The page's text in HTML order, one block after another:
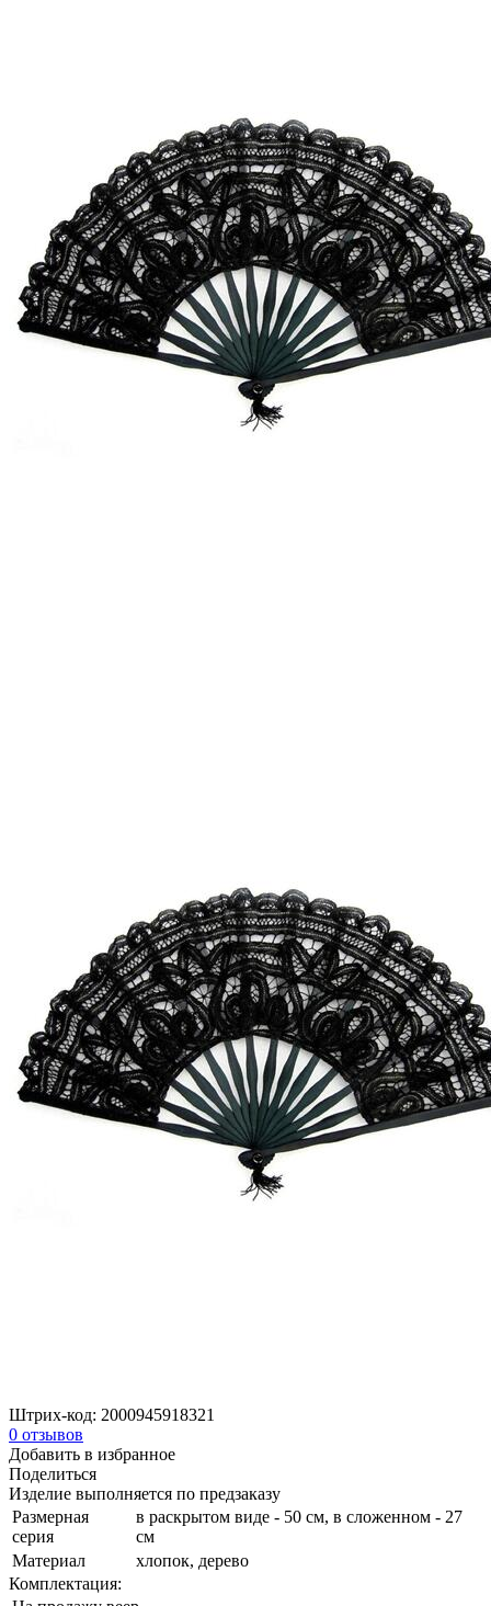
Штрих-код: 2000945918321
0 отзывов
Добавить в избранное
Поделиться
Изделие выполняется по предзаказу
Размерная
серия
в раскрытом виде - 50 см, в сложенном - 27
см
Материал
хлопок, дерево
Комплектация: